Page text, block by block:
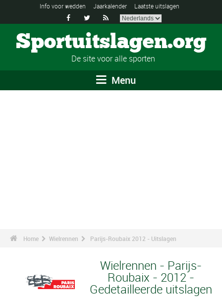
Info voor wedden Jaarkalender Laatste uitslagen
  
Sportuitslagen.org
De site voor alle sporten
Menu
Home Wielrennen Parijs-Roubaix 2012 - Uitslagen
Wielrennen - Parijs-
Roubaix - 2012 -
Gedetailleerde uitslagen